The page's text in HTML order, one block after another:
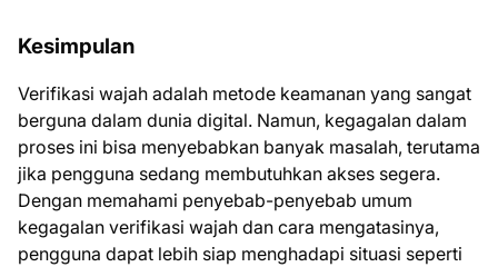
Kesimpulan
Verifikasi wajah adalah metode keamanan yang sangat
berguna dalam dunia digital. Namun, kegagalan dalam
proses ini bisa menyebabkan banyak masalah, terutama
jika pengguna sedang membutuhkan akses segera.
Dengan memahami penyebab-penyebab umum
kegagalan verifikasi wajah dan cara mengatasinya,
pengguna dapat lebih siap menghadapi situasi seperti